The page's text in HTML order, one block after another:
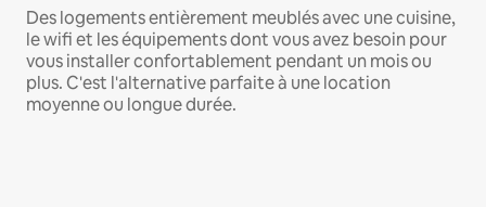
Des logements entièrement meublés avec une cuisine,
le wifi et les équipements dont vous avez besoin pour
vous installer confortablement pendant un mois ou
plus. C'est l'alternative parfaite à une location
moyenne ou longue durée.